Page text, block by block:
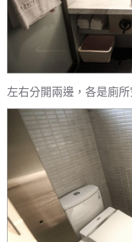
左右分開兩邊，各是廁